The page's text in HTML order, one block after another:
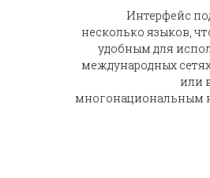
Интерфейс
несколько языков,
удобным для
международных
или
многонациональным